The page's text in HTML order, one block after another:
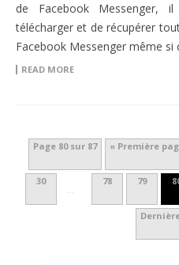
de Facebook Messenger,
télécharger et de récupérer
Facebook Messenger même
READ MORE
Page 80 sur 87 « Première
30
…
78 79